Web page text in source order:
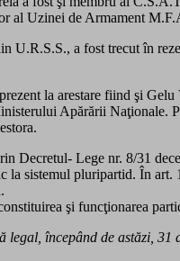
al Uzinei de Armament
a fost trecut în
la arestare fiind şi
Apărării Naţionale.
Decretul- Lege nr. 8/31
sistemul pluripartid. În art.
şi funcţionarea
legal, începând de astăzi,